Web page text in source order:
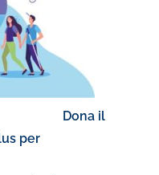
Dona il
per